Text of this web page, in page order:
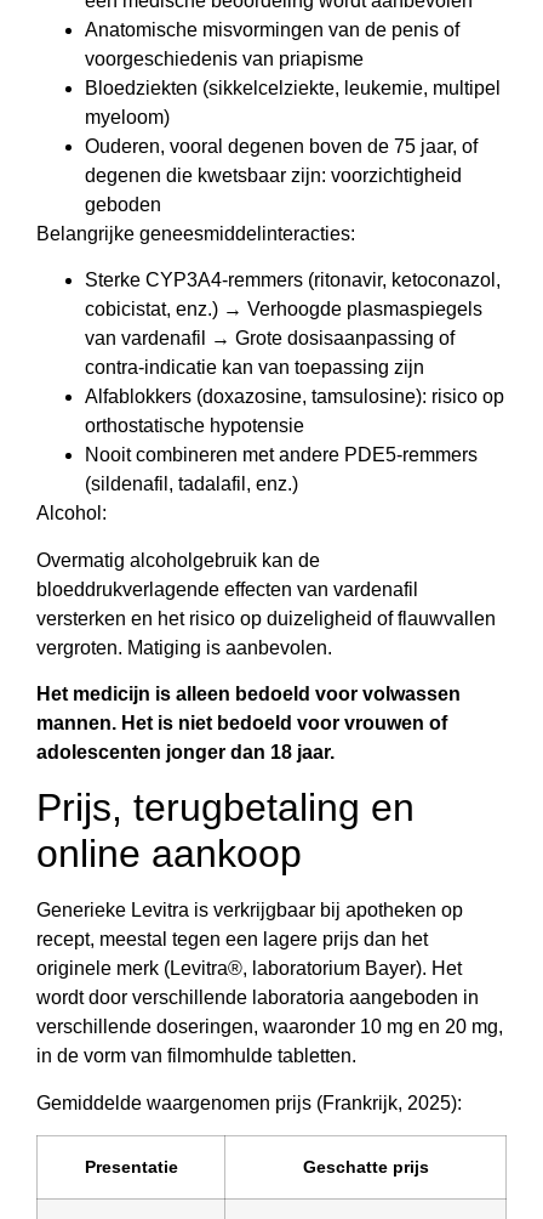
Anatomische misvormingen van de penis of
voorgeschiedenis van priapisme
Bloedziekten (sikkelcelziekte, leukemie, multipel
myeloom)
Ouderen, vooral degenen boven de 75 jaar, of
degenen die kwetsbaar zijn: voorzichtigheid
geboden
Belangrijke geneesmiddelinteracties:
Sterke CYP3A4-remmers (ritonavir, ketoconazol,
cobicistat, enz.) → Verhoogde plasmaspiegels
van vardenafil → Grote dosisaanpassing of
contra-indicatie kan van toepassing zijn
Alfablokkers (doxazosine, tamsulosine): risico op
orthostatische hypotensie
Nooit combineren met andere PDE5-remmers
(sildenafil, tadalafil, enz.)
Alcohol:
Overmatig alcoholgebruik kan de
bloeddrukverlagende effecten van vardenafil
versterken en het risico op duizeligheid of flauwvallen
vergroten. Matiging is aanbevolen.
Het medicijn is alleen bedoeld voor volwassen
mannen. Het is niet bedoeld voor vrouwen of
adolescenten jonger dan 18 jaar.
Prijs, terugbetaling en
online aankoop
Generieke Levitra is verkrijgbaar bij apotheken op
recept, meestal tegen een lagere prijs dan het
originele merk (Levitra®, laboratorium Bayer). Het
wordt door verschillende laboratoria aangeboden in
verschillende doseringen, waaronder 10 mg en 20 mg,
in de vorm van filmomhulde tabletten.
Gemiddelde waargenomen prijs (Frankrijk, 2025):
Presentatie Geschatte prijs